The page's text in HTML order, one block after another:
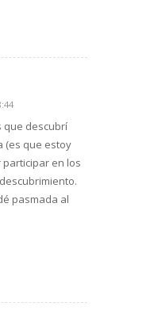
que descubrí
(es que estoy
en los
pasmada al